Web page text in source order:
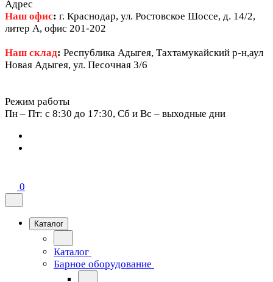
Адрес
Наш офис: г. Краснодар, ул. Ростовское Шоссе, д. 14/2,
литер А, офис 201-202
Наш склад: Республика Адыгея, Тахтамукайский р-н,аул
Новая Адыгея, ул. Песочная 3/6
Режим работы
Пн – Пт: c 8:30 до 17:30, Сб и Вс – выходные дни
0
Каталог
Каталог
Барное оборудование